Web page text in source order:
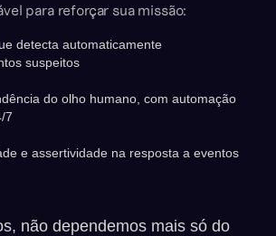
para reforçar sua missão:
detecta automaticamente
suspeitos
do olho humano, com automação
7
e assertividade na resposta a eventos
não dependemos mais só do